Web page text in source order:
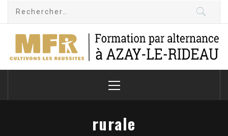
MFR-CFA Azay le
Rideau
Cultivons les réussites
Menu
rurale